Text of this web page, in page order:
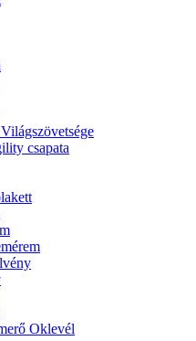
csapata
Oklevél